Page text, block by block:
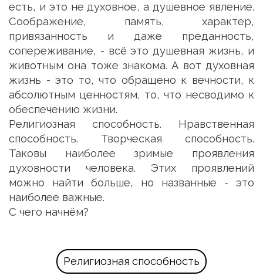
есть, и это не духовное, а душевное явление.
Соображение, память, характер,
привязанность и даже преданность,
сопереживание, - всё это душевная жизнь, и
животным она тоже знакома. А вот духовная
жизнь - это то, что обращено к вечности, к
абсолютным ценностям, то, что несводимо к
обеспечению жизни.
Религиозная способность. Нравственная
способность. Творческая способность.
Таковы наиболее зримые проявления
духовности человека. Этих проявлений
можно найти больше, но названные - это
наиболее важные.
С чего начнём?
Религиозная способность